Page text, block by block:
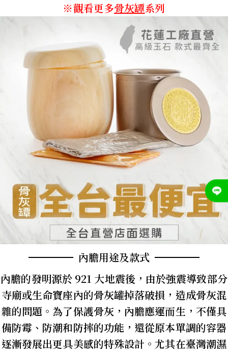
※觀看更多骨灰罈系列
內膽用途及款式
內膽的發明源於 921 大地震後，由於強震導致部分
寺廟或生命寶座內的骨灰罐掉落破損，造成骨灰混
雜的問題。為了保護骨灰，內膽應運而生，不僅具
備防霉、防潮和防摔的功能，還從原本單調的容器
逐漸發展出更具美感的特殊設計。尤其在臺灣潮濕